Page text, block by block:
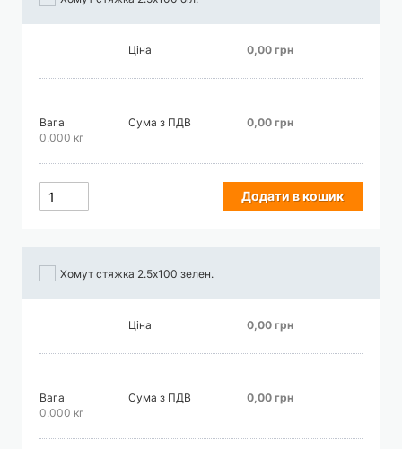
Ціна 0,00 грн
Вага
0.000 кг
Сума з ПДВ 0,00 грн
Додати в кошик
Хомут стяжка 2.5х100 зелен.
Ціна 0,00 грн
Вага
0.000 кг
Сума з ПДВ 0,00 грн